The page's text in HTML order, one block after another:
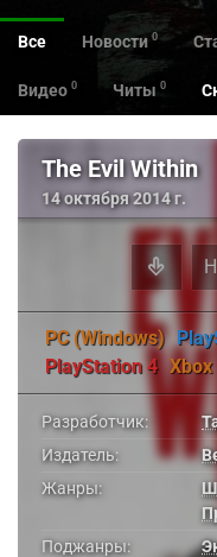
Все Новости 0
Видео 0 Читы 0
The Evil Within
14 октября 2014 г.
PC (Windows)
PlayStation 4 Xbox
Разработчик:
Издатель:
Жанры:
Поджанры: